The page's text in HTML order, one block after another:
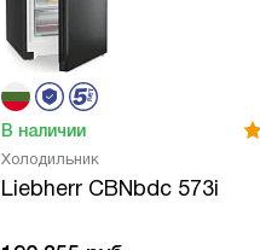
В наличии
Холодильник
Liebherr CBNbdc 573i